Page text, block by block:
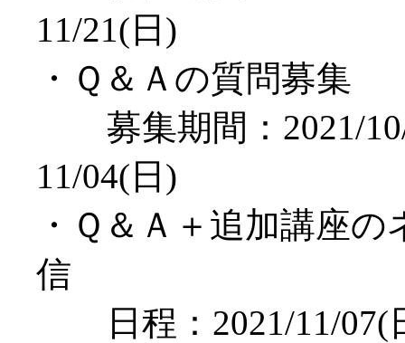
11/21(日)
・Ｑ＆Ａの質問募集
募集期間：2021/
11/04(日)
・Ｑ＆Ａ＋追加講座
信
日程：2021/11/07(